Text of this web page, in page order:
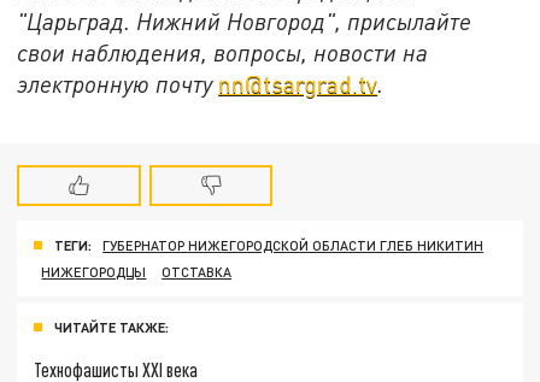
"Царьград. Нижний Новгород", присылайте
свои наблюдения, вопросы, новости на
электронную почту nn@tsargrad.tv
ТЕГИ:
ГУБЕРНАТОР НИЖЕГОРОДСКОЙ ОБЛАСТИ ГЛЕБ НИКИТИН
НИЖЕГОРОДЦЫ
ОТСТАВКА
ЧИТАЙТЕ ТАКЖЕ:
Технофашисты XXI века